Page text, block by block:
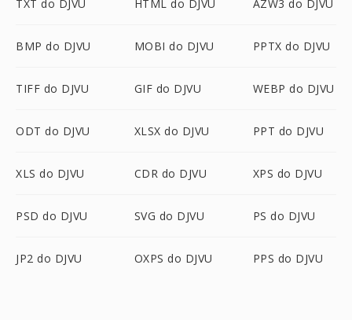
TXT do DJVU HTML do DJVU AZW3 do DJVU
BMP do DJVU MOBI do DJVU PPTX do DJVU
TIFF do DJVU GIF do DJVU WEBP do DJVU
ODT do DJVU XLSX do DJVU PPT do DJVU
XLS do DJVU CDR do DJVU XPS do DJVU
PSD do DJVU SVG do DJVU PS do DJVU
JP2 do DJVU OXPS do DJVU PPS do DJVU